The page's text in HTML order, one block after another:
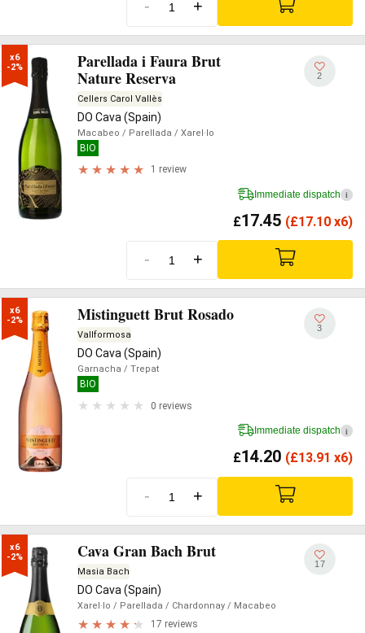
- +
x6
-2%
Parellada i Faura Brut
Nature Reserva
Cellers Carol Vallès
DO Cava (Spain)
Macabeo / Parellada / Xarel·lo
BIO
1 review
2
Immediate dispatch i
£17.45 (£17.10 x6)
- +
x6
-2%
Mistinguett Brut Rosado
Vallformosa
DO Cava (Spain)
Garnacha / Trepat
BIO
0 reviews
3
Immediate dispatch i
£14.20 (£13.91 x6)
- +
x6
-2%
Cava Gran Bach Brut
Masia Bach
DO Cava (Spain)
Xarel·lo / Parellada / Chardonnay / Macabeo
17 reviews
17